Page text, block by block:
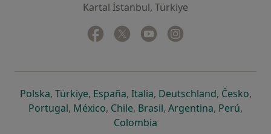
Kartal İstanbul, Türkiye
Facebook
yeni bir sekmede açılır
Twitter
yeni bir sekmede açılır
Youtube
yeni bir sekmede açılır
Polskayeni bir sekmede açılır
, Türkiyeyeni bir sekmede açılır
, Españayeni bir sekmede açılır
, Italiayeni bir sekmede açılır
, Deutschlandyeni bir
, Českoyeni
,
Portugalyeni bir sekmede açılır
, Méxicoyeni bir sekmede açılır
, Chileyeni bir sekmede açılır
, Brasilyeni bir sekmede açılır
, Argentinayeni bir
, Perúyeni
,
Colombia